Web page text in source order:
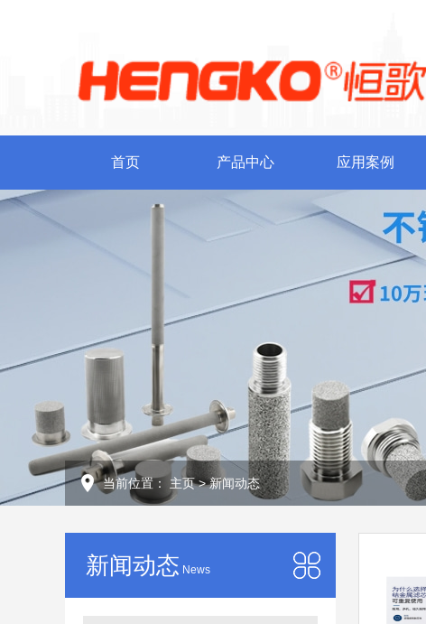
首页 产品中心 应用案例
当前位置： 主页>新闻动态
新闻动态 News